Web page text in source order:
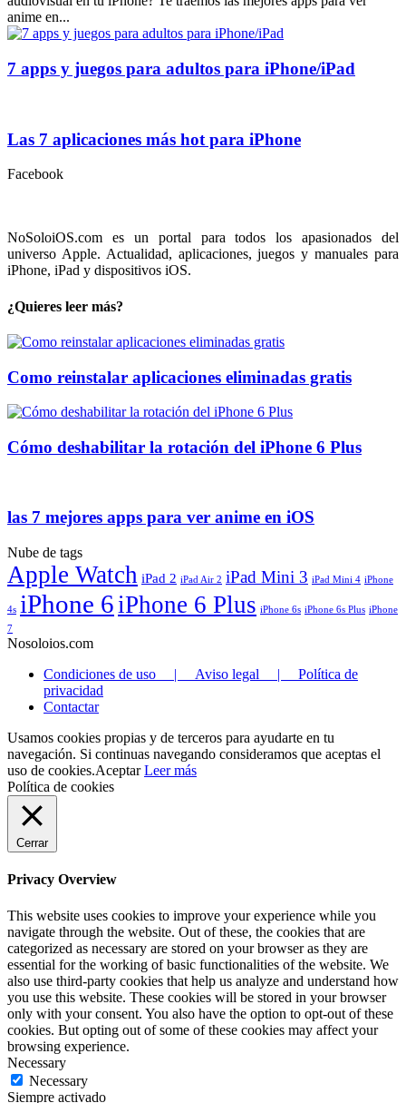
anime en...
7 apps y juegos para adultos para iPhone/iPad
Las 7 aplicaciones más hot para iPhone
Facebook
NoSoloiOS.com es un portal para todos los apasionados del
universo Apple. Actualidad, aplicaciones, juegos y manuales para
iPhone, iPad y dispositivos iOS.
¿Quieres leer más?
Como reinstalar aplicaciones eliminadas gratis
Cómo deshabilitar la rotación del iPhone 6 Plus
las 7 mejores apps para ver anime en iOS
Nube de tags
Apple Watch iPad 2 iPad Air 2 iPad Mini 3 iPad Mini 4 iPhone
4s iPhone 6iPhone 6 Plus iPhone 6s iPhone 6s Plus iPhone
7
Nosoloios.com
Condiciones de uso | Aviso legal | Política de
privacidad
Contactar
Usamos cookies propias y de terceros para ayudarte en tu
navegación. Si continuas navegando consideramos que aceptas el
uso de cookies.Aceptar Leer más
Política de cookies
Cerrar
Privacy Overview
This website uses cookies to improve your experience while you
navigate through the website. Out of these, the cookies that are
categorized as necessary are stored on your browser as they are
essential for the working of basic functionalities of the website. We
also use third-party cookies that help us analyze and understand how
you use this website. These cookies will be stored in your browser
only with your consent. You also have the option to opt-out of these
cookies. But opting out of some of these cookies may affect your
browsing experience.
Necessary
Necessary
Siempre activado